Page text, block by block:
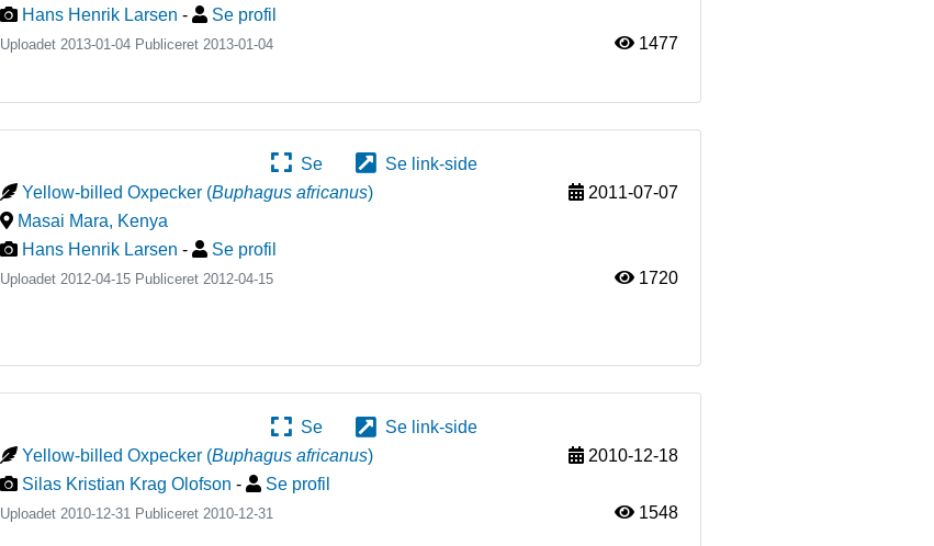
Hans Henrik Larsen - Se profil
Uploadet 2013-01-04 Publiceret2013-01-04 1477
Se
Se link-side
Yellow-billed Oxpecker (Buphagus africanus)
2011-07-07
Masai Mara, Kenya
Hans Henrik Larsen - Se profil
Uploadet 2012-04-15 Publiceret 2012-04-15 1720
Se
Se link-side
Yellow-billed Oxpecker (Buphagus africanus)
2010-12-18
Silas Kristian Krag Olofson - Se profil
Uploadet 2010-12-31 Publiceret2010-12-31 1548